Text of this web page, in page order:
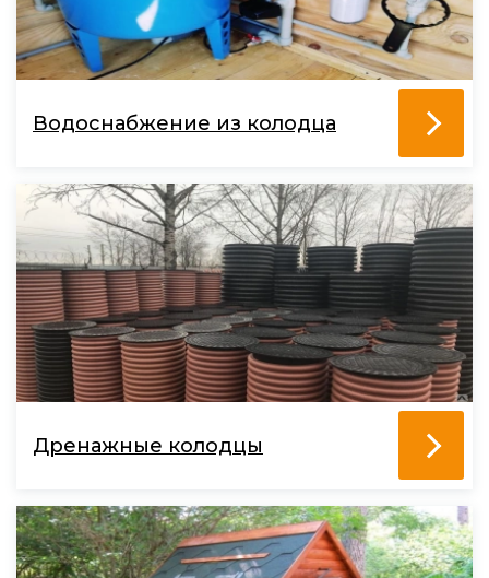
Водоснабжение из колодца
Дренажные колодцы